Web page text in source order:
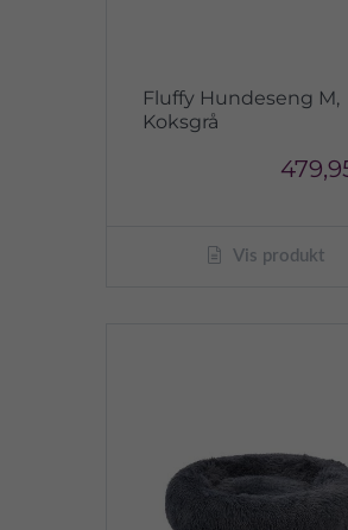
Fluffy Hundeseng M,
Koksgrå
Vis produkt